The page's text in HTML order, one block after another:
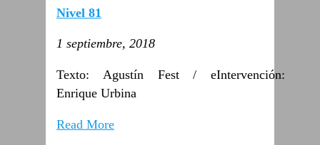
Nivel 81
1 septiembre, 2018
Texto: Agustín Fest / eIntervención:
Enrique Urbina
Read More